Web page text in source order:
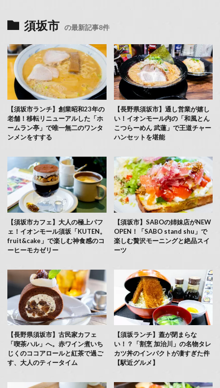
須坂市 の最新記事8件
【須坂市ランチ】創業昭和23年の
老舗！移転リニューアルした「ホ
ームラン亭」で唯一無二のワンタ
ンメンをすする
【長野県須坂市】通し営業が嬉し
い！イオンモール内の「和風とん
こつらーめん 武蓮」で王道チャー
ハンセットを堪能
【須坂市カフェ】大人の極上パフ
ェ！イオンモール須坂「KUTEN。
fruit&cake」で楽しむ神食感のコ
ーヒーモカゼリー
【須坂市】SABOの姉妹店がNEW
OPEN！「SABO stand shu」で
楽しむ贅沢モーニングと絶品スイ
ーツ
【長野県須坂市】古民家カフェ
「喫茶ハル」へ。赤ワイン煮いち
じくのココアロールと紅茶で過ご
す、大人のティータイム
【須坂ランチ】蓋が閉まらな
い！？「割烹 加治川」の名物タレ
カツ丼のインパクトが凄すぎた件
【駅近グルメ】